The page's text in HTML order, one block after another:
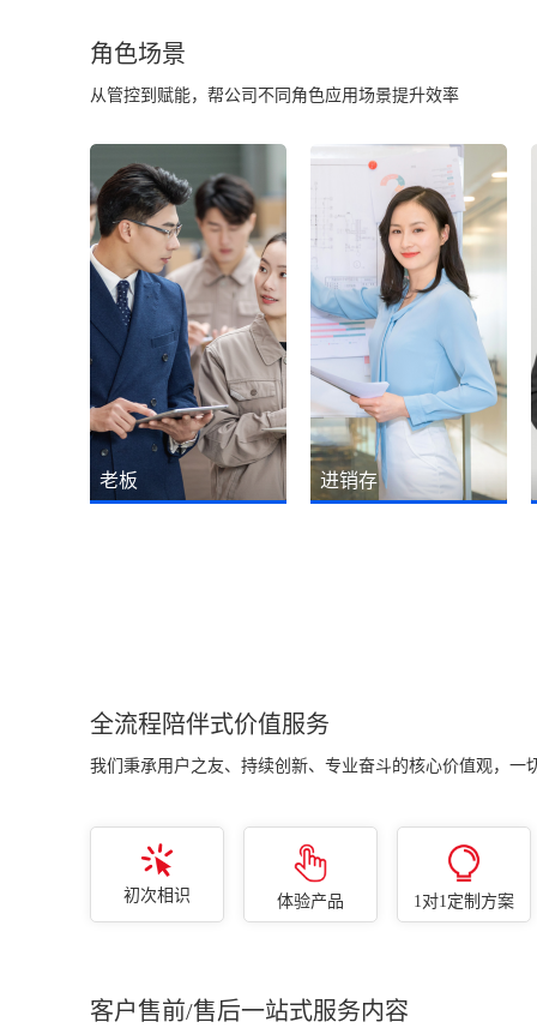
角色场景
从管控到赋能，帮公司不同角色应用场景提升效率
老板 进销存
全流程陪伴式价值服务
我们秉承用户之友、持续创新、专业奋斗的核心价值观，一
初次相识 体验产品 1对1定制方案
客户售前/售后一站式服务内容